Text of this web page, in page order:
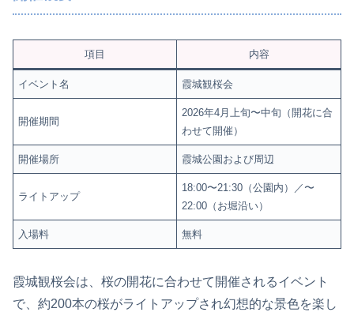
項目 内容
イベント名 霞城観桜会
開催期間
2026年4月上旬〜中旬（開花に合
わせて開催）
開催場所 霞城公園および周辺
ライトアップ
18:00〜21:30（公園内）／〜
22:00（お堀沿い）
入場料 無料
霞城観桜会は、桜の開花に合わせて開催されるイベント
で、約200本の桜がライトアップされ幻想的な景色を楽し